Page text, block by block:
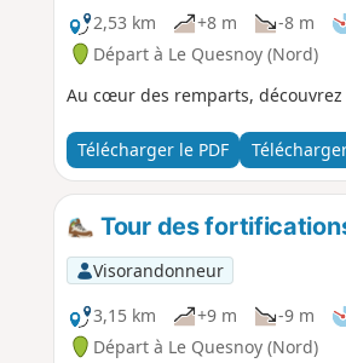
2,53 km
+8 m -8 m
Départ à Le Quesnoy (Nord)
Au cœur des remparts, découvrez
Télécharger le PDF
Tour des
Visorandonneur
3,15 km
+9 m -9 m
Départ à Le Quesnoy (Nord)